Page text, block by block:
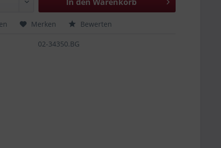
Merken Bewerten
02-34350.BG